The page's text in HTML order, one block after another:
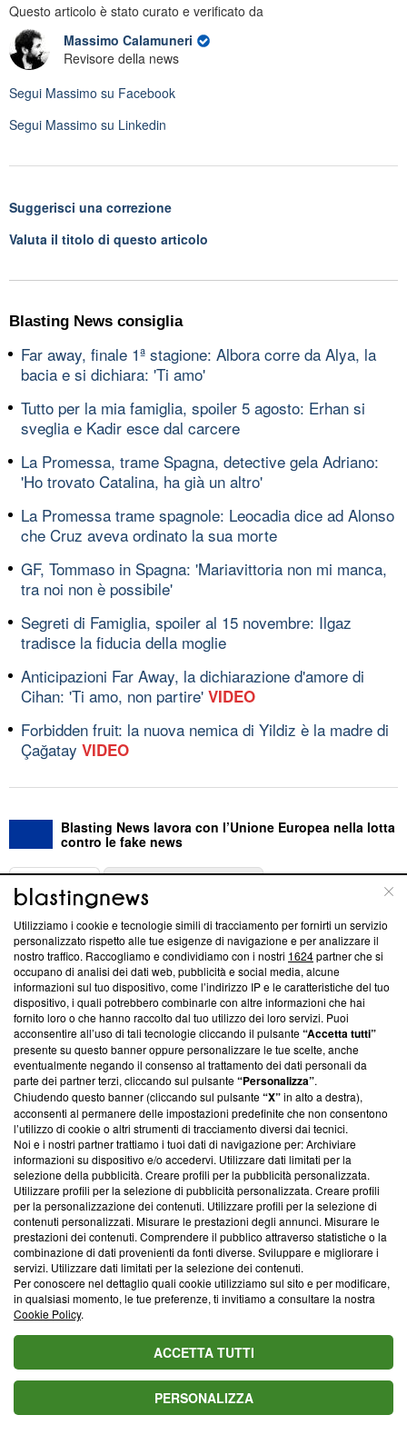
Questo articolo è stato curato e verificato da
Massimo Calamuneri
Revisore della news
Segui Massimo su Facebook
Segui Massimo su Linkedin
Suggerisci una correzione
Valuta il titolo di questo articolo
Blasting News consiglia
Far away, finale 1ª stagione: Albora corre da Alya, la
bacia e si dichiara: 'Ti amo'
Tutto per la mia famiglia, spoiler 5 agosto: Erhan si
sveglia e Kadir esce dal carcere
La Promessa, trame Spagna, detective gela Adriano:
'Ho trovato Catalina, ha già un altro'
La Promessa trame spagnole: Leocadia dice ad Alonso
che Cruz aveva ordinato la sua morte
GF, Tommaso in Spagna: 'Mariavittoria non mi manca,
tra noi non è possibile'
Segreti di Famiglia, spoiler al 15 novembre: Ilgaz
tradisce la fiducia della moglie
Anticipazioni Far Away, la dichiarazione d'amore di
Cihan: 'Ti amo, non partire' VIDEO
Forbidden fruit: la nuova nemica di Yildiz è la madre di
Çağatay VIDEO
Blasting News lavora con l’Unione Europea nella lotta
contro le fake news
ABOUT
Questa sezione offre informazioni trasparenti su Blasting
News, sui nostri processi editoriali e su come ci impegniamo a
creare news di qualità. Inoltre, afferma la nostra aderenza a
‘Trust Project - News with Integrity’Blasting News non è
ancora membro del programma, ma ha richiesto di farne
parte; Trust Project non ha ancora effettuato una verifica di
conformità agli standard.
Su di noi
Team editoriale
Corporate
Redazione
Informativa Privacy
Cookie Policy
Blasting SA, IDI CHE-247.845.224, Via Carlo Frasca, 3 - 6900
Lugano (Svizzera) Tel:+39 0690258937
© 2026 Blasting News
Utilizziamo i cookie e tecnologie simili di tracciamento per fornirti un servizio
personalizzato rispetto alle tue esigenze di navigazione e per analizzare il
nostro traffico. Raccogliamo e condividiamo con i nostri 1624partner che si
occupano di analisi dei dati web, pubblicità e social media, alcune
informazioni sul tuo dispositivo, come l’indirizzo IP e le caratteristiche del tuo
dispositivo, i quali potrebbero combinarle con altre informazioni che hai
fornito loro o che hanno raccolto dal tuo utilizzo dei loro servizi. Puoi
acconsentire all’uso di tali tecnologie cliccando il pulsante“Accetta tutti”
presente su questo banner oppure personalizzare le tue scelte, anche
eventualmente negando il consenso al trattamento dei dati personali da
parte dei partner terzi, cliccando sul pulsante“Personalizza”.
Chiudendo questo banner (cliccando sul pulsante“X”in alto a destra),
acconsenti al permanere delle impostazioni predefinite che non consentono
l’utilizzo di cookie o altri strumenti di tracciamento diversi dai tecnici.
Noi e i nostri partner trattiamo i tuoi dati di navigazione per: Archiviare
informazioni su dispositivo e/o accedervi. Utilizzare dati limitati per la
selezione della pubblicità. Creare profili per la pubblicità personalizzata.
Utilizzare profili per la selezione di pubblicità personalizzata. Creare profili
per la personalizzazione dei contenuti. Utilizzare profili per la selezione di
contenuti personalizzati. Misurare le prestazioni degli annunci. Misurare le
prestazioni dei contenuti. Comprendere il pubblico attraverso statistiche o la
combinazione di dati provenienti da fonti diverse. Sviluppare e migliorare i
servizi. Utilizzare dati limitati per la selezione dei contenuti.
Per conoscere nel dettaglio quali cookie utilizziamo sul sito e per modificare,
in qualsiasi momento, le tue preferenze, ti invitiamo a consultare la nostra
Cookie Policy.
ACCETTA TUTTI
PERSONALIZZA